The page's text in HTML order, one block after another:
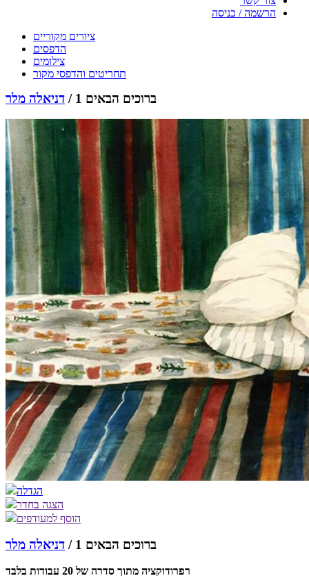
הרשמה / כניסה
ציורים מקוריים
הדפסים
צילומים
תחריטים והדפסי מקור
ברוכים הבאים 1 / דניאלה מלר
הגדלה
הצגה בחדר
הוסף למעודפים
ברוכים הבאים 1 / דניאלה מלר
רפרודוקציה מתוך סדרה של 20 עבודות בלבד